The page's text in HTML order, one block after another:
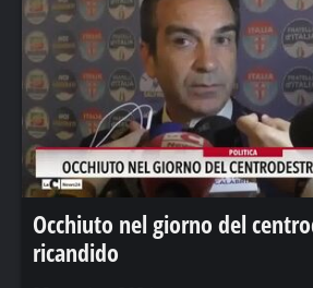
Occhiuto nel giorno del
ricandido